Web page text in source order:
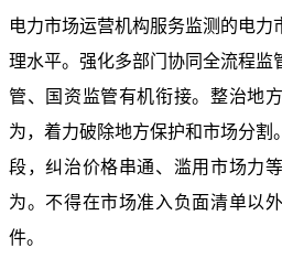
电力市场运营机构服务监测的电力
理水平。强化多部门协同全流程监
管、国资监管有机衔接。整治地
为，着力破除地方保护和市场分割
段，纠治价格串通、滥用市场力
为。不得在市场准入负面清单以
件。